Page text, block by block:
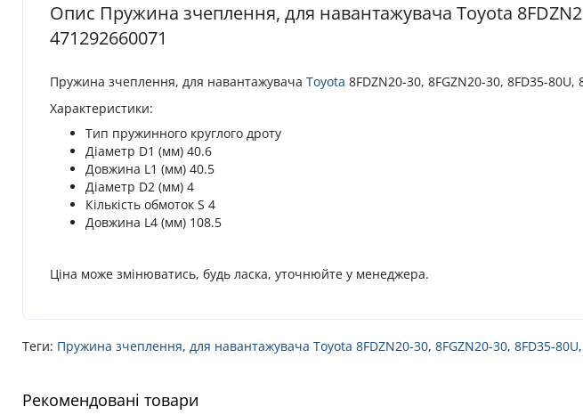
Опис Пружина зчеплення, для навантажувача Toyota
471292660071
Пружина зчеплення, для навантажувача Toyota 8FDZN20-30, 8FGZN20-30, 8FD35-
Характеристики:
Тип пружинного круглого дроту
Діаметр D1 (мм) 40.6
Довжина L1 (мм) 40.5
Діаметр D2 (мм) 4
Кількість обмоток S 4
Довжина L4 (мм) 108.5
Ціна може змінюватись, будь ласка, уточнюйте у менеджера.
Теги: Пружина зчеплення, для навантажувача Toyota 8FDZN20-30, 8FGZN20-30, 8FD35-80U,
Рекомендовані товари